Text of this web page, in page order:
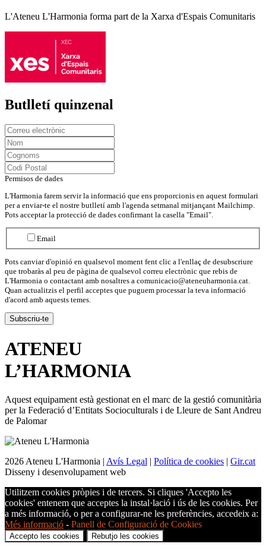
L'Ateneu L'Harmonia forma part de la Xarxa d'Espais Comunitaris
Butlletí quinzenal
Permisos de dades
L'Harmonia farem servir la informació que ens proporcionis en aquest formulari
per a enviar-te el nostre butlletí amb l'agenda setmanal mitjançant Mailchimp.
Pots acceptar la protecció de dades confirmant la casella "Email".
Email
Pots canviar d'opinió en qualsevol moment fent clic a l'enllaç de desubscriure
que trobaràs al peu de pàgina de qualsevol correu electrònic que rebis de
L'Harmonia o contactant amb nosaltres a comunicacio@ateneuharmonia.cat.
Quan actualitzis el perfil acceptes que puguem processar la teva informació
d'acord amb aquests temes.
ATENEU
L’HARMONIA
Aquest equipament està gestionat en el marc de la gestió comunitària
per la Federació d’Entitats Socioculturals i de Lleure de Sant Andreu
de Palomar
2026 Ateneu L'Harmonia | Avís Legal | Política de cookies | Gir.cat
Disseny i desenvolupament web
Utilitzem cookies pròpies i de tercers. Si cliques 'Accepto les
cookies' entenem que acceptes la instal·lació i ús de les cookies. Per
a més informació, o per a configurar-ne les preferències, accedeix a:
Més informació - Panell de Configuració de Cookies
Accepto les cookies Rebutjo les cookies